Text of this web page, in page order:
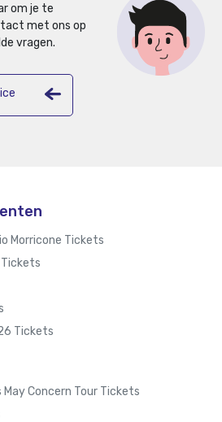
om je te
met ons op
vragen.
Morricone Tickets
Tickets
Tickets
Concern Tour Tickets